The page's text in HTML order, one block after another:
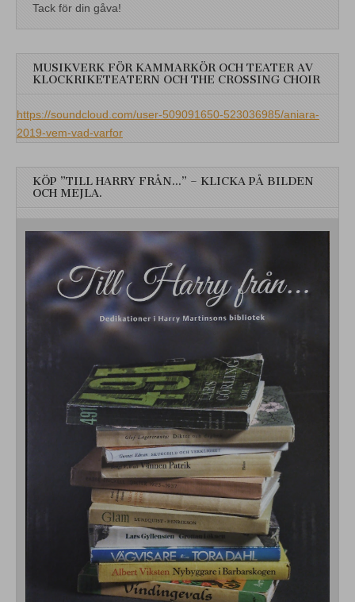
Tack för din gåva!
MUSIKVERK FÖR KAMMARKÖR OCH TEATER AV
KLOCKRIKETEATERN OCH THE CROSSING CHOIR
https://soundcloud.com/user-509091650-523036985/aniara-
2019-vem-vad-varfor
KÖP ”TILL HARRY FRÅN…” – KLICKA PÅ BILDEN
OCH MEJLA.